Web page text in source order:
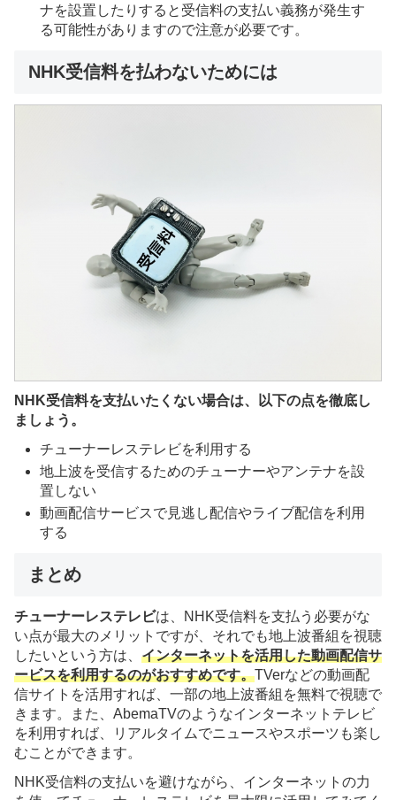
ナを設置したりすると受信料の支払い義務が発生す
る可能性がありますので注意が必要です。
NHK受信料を払わないためには
NHK受信料を支払いたくない場合は、以下の点を徹底し
ましょう。
チューナーレステレビを利用する
地上波を受信するためのチューナーやアンテナを設
置しない
動画配信サービスで見逃し配信やライブ配信を利用
する
まとめ
チューナーレステレビは、NHK受信料を支払う必要がな
い点が最大のメリットですが、それでも地上波番組を視聴
したいという方は、 インターネットを活用した動画配信サ
ービスを利用するのがおすすめです。TVerなどの動画配
信サイトを活用すれば、一部の地上波番組を無料で視聴で
きます。また、AbemaTVのようなインターネットテレビ
を利用すれば、リアルタイムでニュースやスポーツも楽し
むことができます。
NHK受信料の支払いを避けながら、インターネットの力